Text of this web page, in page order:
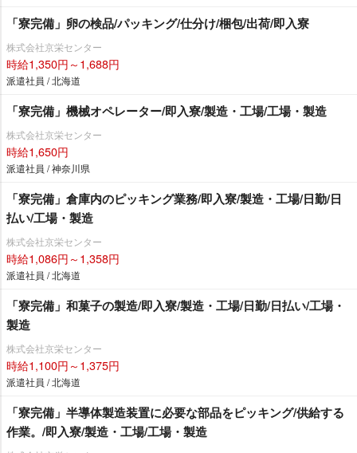
「寮完備」卵の検品/パッキング/仕分け/梱包/出荷/即入寮
株式会社京栄センター
時給1,350円～1,688円
派遣社員 / 北海道
「寮完備」機械オペレーター/即入寮/製造・工場/工場・製造
株式会社京栄センター
時給1,650円
派遣社員 / 神奈川県
「寮完備」倉庫内のピッキング業務/即入寮/製造・工場/日勤/日
払い/工場・製造
株式会社京栄センター
時給1,086円～1,358円
派遣社員 / 北海道
「寮完備」和菓子の製造/即入寮/製造・工場/日勤/日払い/工場・
製造
株式会社京栄センター
時給1,100円～1,375円
派遣社員 / 北海道
「寮完備」半導体製造装置に必要な部品をピッキング/供給する
作業。/即入寮/製造・工場/工場・製造